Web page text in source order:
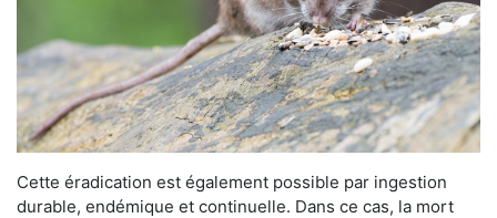
Cette éradication est également possible par ingestion
durable, endémique et continuelle. Dans ce cas, la mort